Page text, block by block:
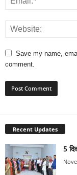
Save my name,
comment.
Recent Updates
5